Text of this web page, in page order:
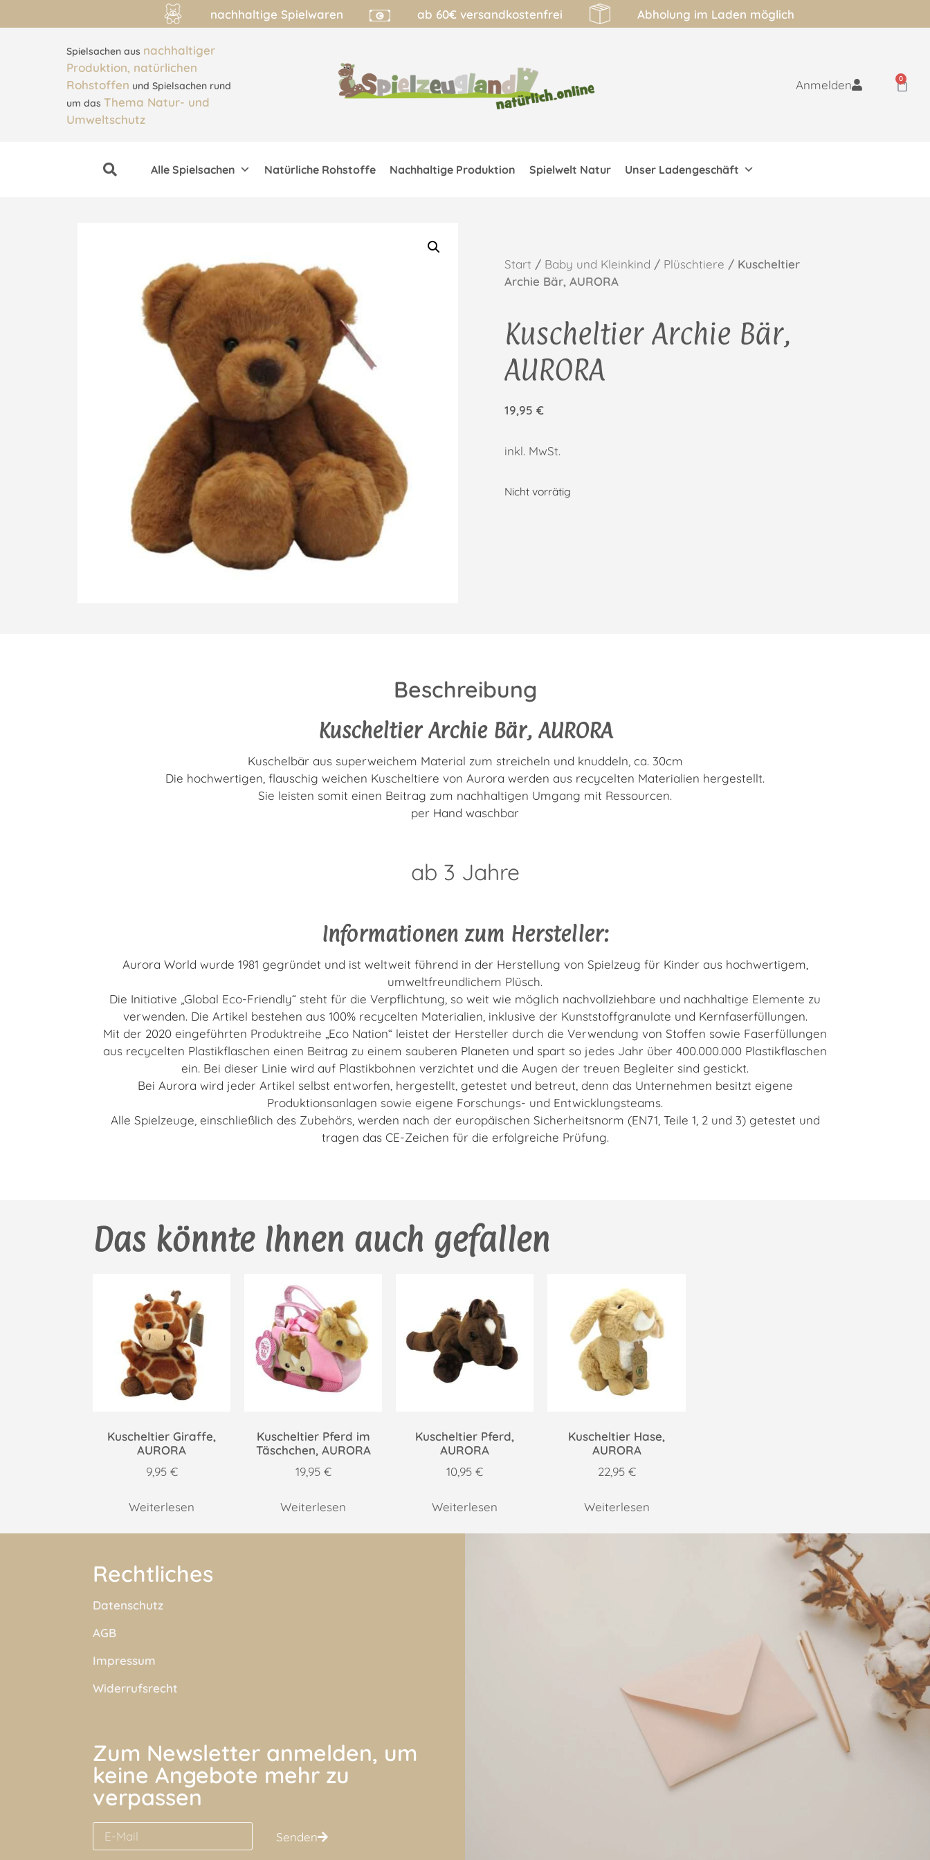
nachhaltige Spielwaren ab 60€ versandkostenfrei Abholung im Laden möglich
Spielsachen aus nachhaltiger
Produktion, natürlichen
Rohstoffen und Spielsachen rund
um das Thema Natur- und
Umweltschutz
Anmelden 0
Alle Spielsachen Natürliche Rohstoffe Nachhaltige Produktion Spielwelt Natur Unser Ladengeschäft
Start / Baby und Kleinkind / Plüschtiere / Kuscheltier
Archie Bär, AURORA
Kuscheltier Archie Bär,
AURORA
19,95 €
inkl. MwSt.
Nicht vorrätig
Beschreibung
Kuscheltier Archie Bär, AURORA
Kuschelbär aus superweichem Material zum streicheln und knuddeln, ca. 30cm
Die hochwertigen, flauschig weichen Kuscheltiere von Aurora werden aus recycelten Materialien hergestellt.
Sie leisten somit einen Beitrag zum nachhaltigen Umgang mit Ressourcen.
per Hand waschbar
ab 3 Jahre
Informationen zum Hersteller:
Aurora World wurde 1981 gegründet und ist weltweit führend in der Herstellung von Spielzeug für Kinder aus hochwertigem,
umweltfreundlichem Plüsch.
Die Initiative „Global Eco-Friendly“ steht für die Verpflichtung, so weit wie möglich nachvollziehbare und nachhaltige Elemente zu
verwenden. Die Artikel bestehen aus 100% recycelten Materialien, inklusive der Kunststoffgranulate und Kernfaserfüllungen.
Mit der 2020 eingeführten Produktreihe „Eco Nation“ leistet der Hersteller durch die Verwendung von Stoffen sowie Faserfüllungen
aus recycelten Plastikflaschen einen Beitrag zu einem sauberen Planeten und spart so jedes Jahr über 400.000.000 Plastikflaschen
ein. Bei dieser Linie wird auf Plastikbohnen verzichtet und die Augen der treuen Begleiter sind gestickt.
Bei Aurora wird jeder Artikel selbst entworfen, hergestellt, getestet und betreut, denn das Unternehmen besitzt eigene
Produktionsanlagen sowie eigene Forschungs- und Entwicklungsteams.
Alle Spielzeuge, einschließlich des Zubehörs, werden nach der europäischen Sicherheitsnorm (EN71, Teile 1, 2 und 3) getestet und
tragen das CE-Zeichen für die erfolgreiche Prüfung.
Das könnte Ihnen auch gefallen
Kuscheltier Giraffe,
AURORA
9,95 €
Weiterlesen
Kuscheltier Pferd im
Täschchen, AURORA
19,95 €
Weiterlesen
Kuscheltier Pferd,
AURORA
10,95€
Weiterlesen
Kuscheltier Hase,
AURORA
22,95 €
Weiterlesen
Rechtliches
Datenschutz
AGB
Impressum
Widerrufsrecht
Zum Newsletter anmelden, um
keine Angebote mehr zu
verpassen
Senden